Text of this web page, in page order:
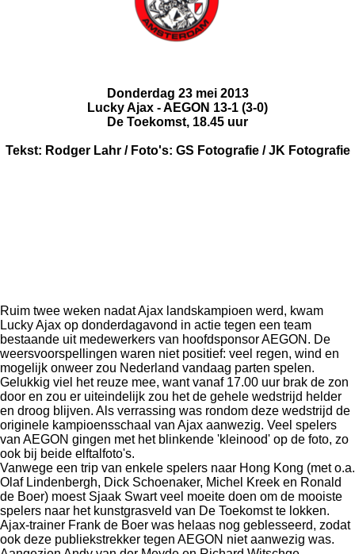
Donderdag 23 mei 2013
Lucky Ajax - AEGON 13-1 (3-0)
De Toekomst, 18.45 uur
Tekst: Rodger Lahr / Foto's: GS Fotografie / JK Fotografie
Ruim twee weken nadat Ajax landskampioen werd, kwam
Lucky Ajax op donderdagavond in actie tegen een team
bestaande uit medewerkers van hoofdsponsor AEGON. De
weersvoorspellingen waren niet positief: veel regen, wind en
mogelijk onweer zou Nederland vandaag parten spelen.
Gelukkig viel het reuze mee, want vanaf 17.00 uur brak de zon
door en zou er uiteindelijk zou het de gehele wedstrijd helder
en droog blijven. Als verrassing was rondom deze wedstrijd de
originele kampioensschaal van Ajax aanwezig. Veel spelers
van AEGON gingen met het blinkende 'kleinood' op de foto, zo
ook bij beide elftalfoto's.
Vanwege een trip van enkele spelers naar Hong Kong (met o.a.
Olaf Lindenbergh, Dick Schoenaker, Michel Kreek en Ronald
de Boer) moest Sjaak Swart veel moeite doen om de mooiste
spelers naar het kunstgrasveld van De Toekomst te lokken.
Ajax-trainer Frank de Boer was helaas nog geblesseerd, zodat
ook deze publiekstrekker tegen AEGON niet aanwezig was.